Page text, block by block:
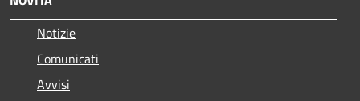
Notizie
Comunicati
Avvisi